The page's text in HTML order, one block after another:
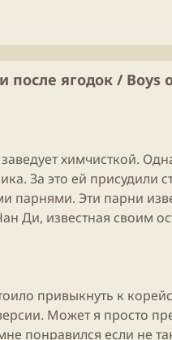
после ягодок / Boys
химчисткой.
За это ей
парнями. Эти парни
Ди, известная своим
привыкнуть к
Может я просто
понравился если не